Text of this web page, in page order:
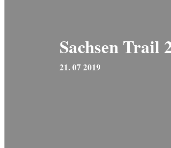
Sachsen Trail
21. 07 2019